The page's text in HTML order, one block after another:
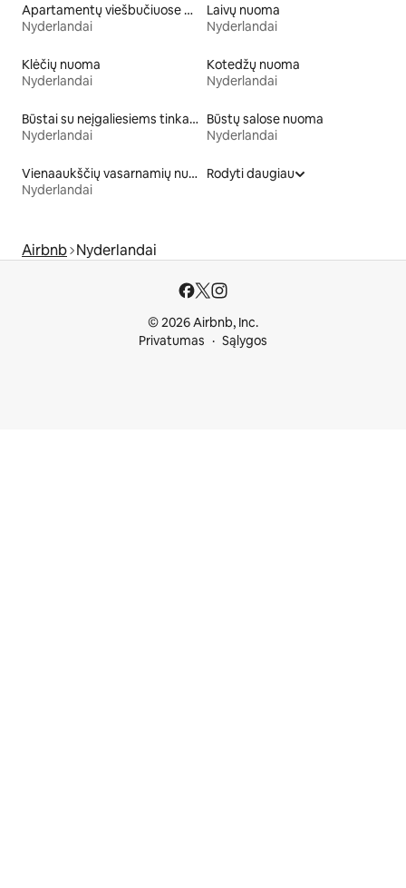
Apartamentų viešbučiuose nuoma
Nyderlandai
Laivų nuoma
Nyderlandai
Klėčių nuoma
Nyderlandai
Kotedžų nuoma
Nyderlandai
Būstai su neįgaliesiems tinkamo aukščio lova
Nyderlandai
Būstų salose nuoma
Nyderlandai
Vienaaukščių vasarnamių nuoma
Nyderlandai
Rodyti daugiau
Airbnb Nyderlandai
© 2026 Airbnb, Inc.
Privatumas
Sąlygos